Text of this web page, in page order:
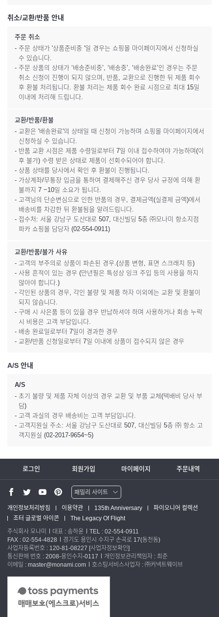
취소/교환/반품 안내
주문 취소
- 주문 상태가 '상품준비중 '일 경우는 쇼핑몰 마이페이지에서 신청하실
수 있습니다.
- 주문 상품의 상태가 ‘배송준비중’, ‘배송중’, ‘배송완료’인 경우는 주문
취소 신청이 진행이 되지 않으며, 반품, 교환으로 진행한 뒤 제품 회수
후 환불 처리됩니다. 환불 처리는 제품 회수 완료 시점으로 최대 15일
이내에 처리해 드립니다.
교환/반품/환불
- 교환은 '배송완료'의 상태일 때 신청이 가능하며 쇼핑몰 마이페이지에서
신청하실 수 있습니다.
- 반품 교환 시점은 제품 수령일로부터 7일 이내 접수하여야 가능하며(이
후 불가) 수령 받은 상태로 제품이 선회수되어야 합니다.
- 상품 상태를 당사에서 확인 후 환불이 진행됩니다.
- 가상계좌/무통장 입금을 통하여 결제해주신 경우 당사 규정에 의해 환
불까지 7 ~10일 소요가 됩니다.
- 고객님의 단순변심으로 인한 반품의 경우, 결제금액(실결제 금액)에서
배송비를 차감한 뒤 환불됨을 알려드립니다.
- 접수처: 서울 강남구 도산대로 507, 대신빌딩 5층 ㈜모나미 항소지점
파카 쇼핑몰 담당자 (02-554-0911)
교환/반품/불가 사유
- 고객의 부주의로 상품이 파손된 경우.(상품 변형, 표면 스크래치 등)
- 사용 흔적이 있는 경우 (만년필은 특성상 잉크 주입 등의 사용을 하지
않아야 합니다.)
- 각인된 상품의 경우, 각인 불량 및 제품 하자 이외에는 교환 및 환불이
되지 않습니다.
- 구매 시 사은품 등이 있을 경우 반납하셔야 하며 사용하거나 회송 누락
시 비용은 고객 부담입니다.
- 배송 완료일로부터 7일이 경과한 경우
- 교환/반품 신청일로부터 7일 이내에 상품이 접수되지 않은 경우
A/S 안내
A/S
- 초기 불량 및 제품 자체 이상의 경우 교환 및 부품 교체(택배비 당사 부
담)
- 고객 과실의 경우 배송비는 고객 부담입니다.
- 고객지원실 주소: 서울 강남구 도산대로 507, 대신빌딩 5층 ㈜ 항소 고
객지원실 (02-2017-9654~5)
로그인 회원가입 마이페이지 주문내역
패밀리 사이트
워터맨 쇼핑몰
파카 글로벌
개인정보처리방침 이용약관 135th Anniversary
파이오니어 컬렉션
조터 글로벌 아이콘
The Legacy Of Flight
주식회사 모나미
대표 : 송하윤
TEL : 02-554-0911
FAX : 02-554-4828
경기도 용인시 수지구 손곡로 17(동천동)
사업자등록번호 : 120-81-08227 [사업자정보확인]
통신판매 번호 : 2008-용인수지-0117
개인정보관리책임자 : 최준
이메일 : master@monami.com
호스팅서비스사업자 : ㈜커넥트웨이브